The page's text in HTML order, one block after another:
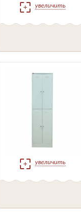
увеличить
увеличить